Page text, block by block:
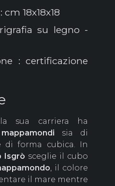
18x18x18
su legno -
: certificazione
sua carriera ha
mappamondi sia di
di forma cubica. In
Isgrò sceglie il cubo
, il colore
il mare mentre